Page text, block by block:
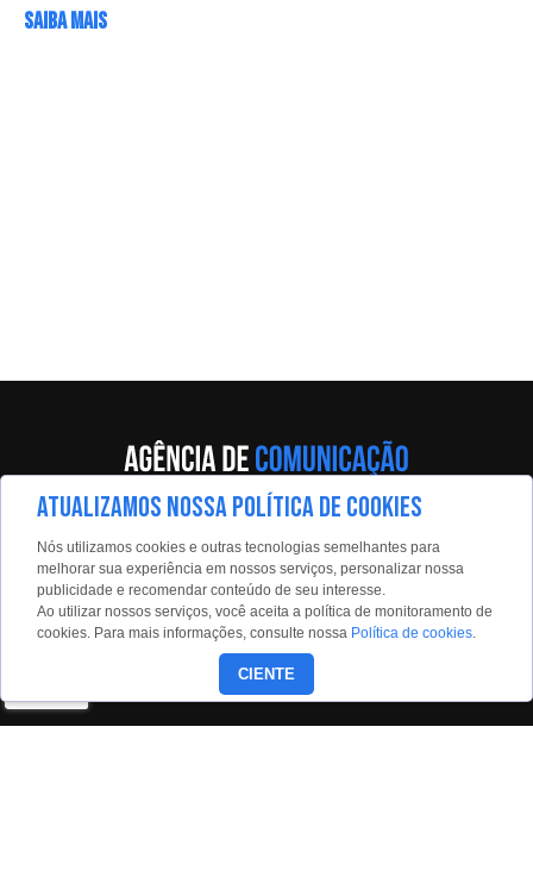
SAIBA MAIS
Av. Eng. Caetano Álvares, 55 - 5º andar
Limão, São Paulo, 02598-900
Contato:
estadaoconteudo@estadao.com
(11)99350-0439
ATUALIZAMOS NOSSA POLÍTICA DE COOKIES
Nós utilizamos cookies e outras tecnologias semelhantes para
melhorar sua experiência em nossos serviços, personalizar nossa
publicidade e recomendar conteúdo de seu interesse.
Ao utilizar nossos serviços, você aceita a política de monitoramento de
cookies. Para mais informações, consulte nossa Política de cookies.
CIENTE